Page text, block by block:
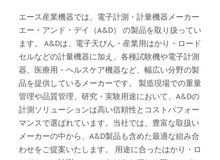
エース産業機器では、電子計測・計量機器メーカー
エー・アンド・デイ（A&D） の製品を取り扱ってい
ます。 A&Dは、電子天びん・産業用はかり・ロード
セルなどの計量機器に加え、各種試験機や電子計測
器、医療用・ヘルスケア機器など、幅広い分野の製
品を提供しているメーカーです。 製造現場での重量
管理や品質管理、研究・実験用途において、A&Dの
計測ソリューションは高い信頼性とコストパフォー
マンスで選ばれています。当社では、豊富な取扱い
メーカーの中から、A&D製品も含めた最適な組み合
わせをご提案いたします。 用途に合ったはかり・ロ